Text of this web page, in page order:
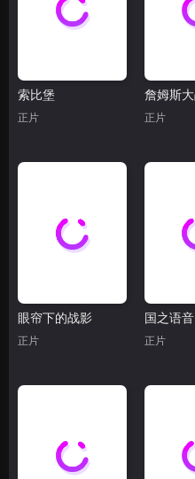
索比堡
正片 正片
眼帘下的战影
正片
国之语音
正片